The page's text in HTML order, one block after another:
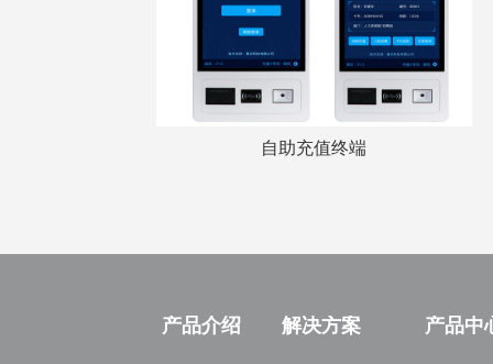
自助充值终端
产品介绍 解决方案 产品中